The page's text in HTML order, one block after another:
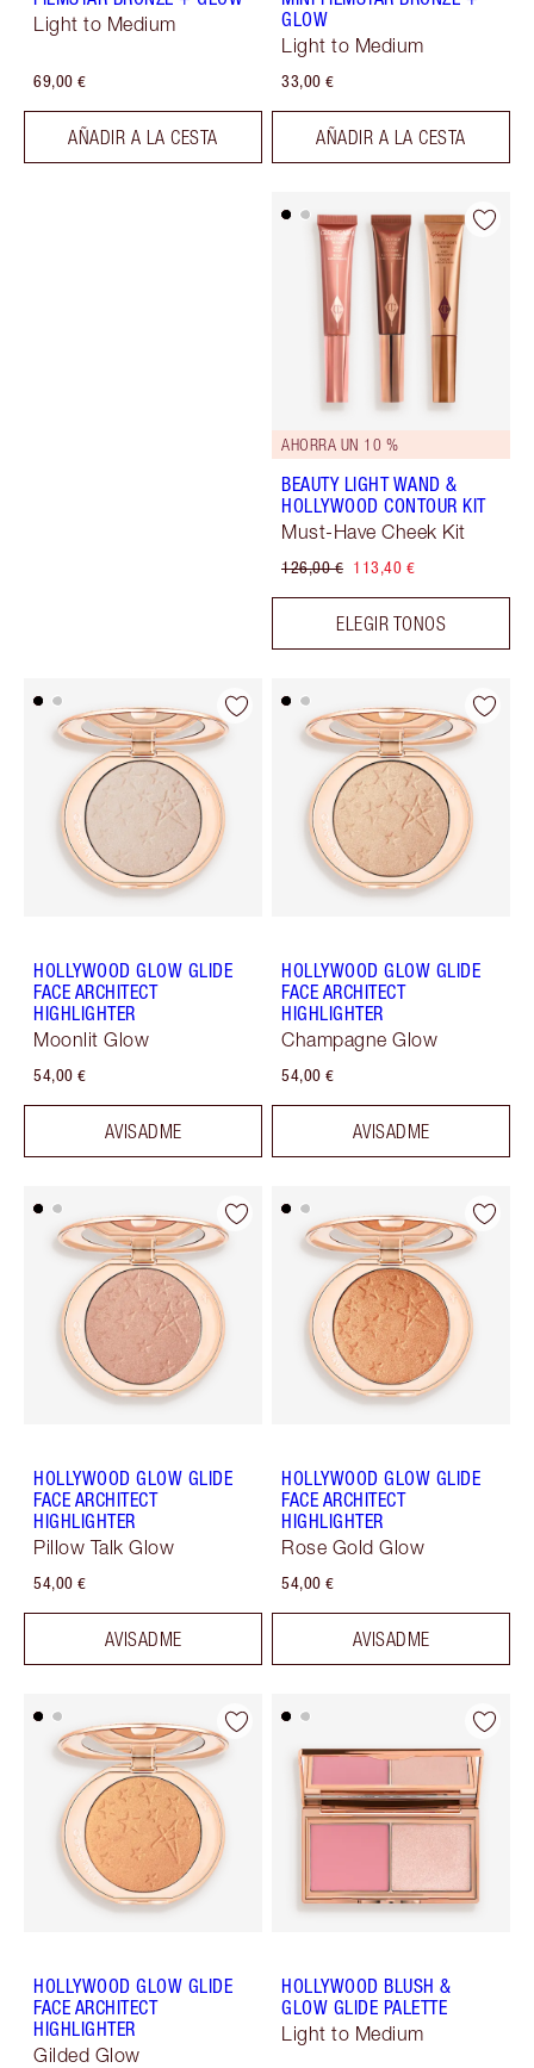
Light to Medium
69,00 €
AÑADIR A LA CESTA
GLOW
Light to Medium
33,00 €
AÑADIR A LA CESTA
AHORRA UN 10 %
BEAUTY LIGHT WAND &
HOLLYWOOD CONTOUR KIT
Must-Have Cheek Kit
126,00 € 113,40 €
ELEGIR TONOS
HOLLYWOOD GLOW GLIDE
FACE ARCHITECT
HIGHLIGHTER
Moonlit Glow
54,00 €
AVISADME
HOLLYWOOD GLOW GLIDE
FACE ARCHITECT
HIGHLIGHTER
Champagne Glow
54,00 €
AVISADME
HOLLYWOOD GLOW GLIDE
FACE ARCHITECT
HIGHLIGHTER
Pillow Talk Glow
54,00 €
AVISADME
HOLLYWOOD GLOW GLIDE
FACE ARCHITECT
HIGHLIGHTER
Rose Gold Glow
54,00 €
AVISADME
HOLLYWOOD GLOW GLIDE
FACE ARCHITECT
HIGHLIGHTER
Gilded Glow
HOLLYWOOD BLUSH &
GLOW GLIDE PALETTE
Light to Medium